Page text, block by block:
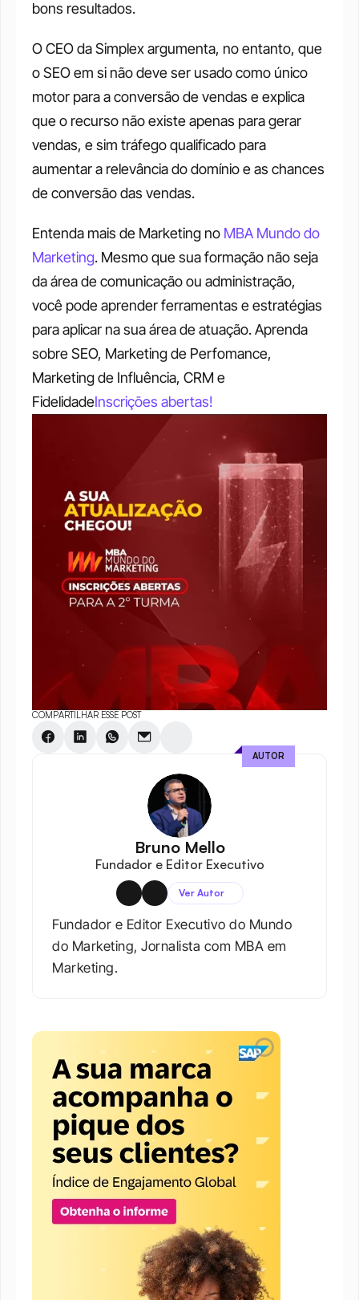
bons resultados.
O CEO da Simplex argumenta, no entanto, que
o SEO em si não deve ser usado como único
motor para a conversão de vendas e explica
que o recurso não existe apenas para gerar
vendas, e sim tráfego qualificado para
aumentar a relevância do domínio e as chances
de conversão das vendas.
Entenda mais de Marketing no MBA Mundo do
Marketing. Mesmo que sua formação não seja
da área de comunicação ou administração,
você pode aprender ferramentas e estratégias
para aplicar na sua área de atuação. Aprenda
sobre SEO, Marketing de Perfomance,
Marketing de Influência, CRM e
FidelidadeInscrições abertas!
COMPARTILHAR ESSE POST
Bruno Mello
Fundador e Editor Executivo
Ver Autor
Fundador e Editor Executivo do Mundo
do Marketing, Jornalista com MBA em
Marketing.
AUTOR